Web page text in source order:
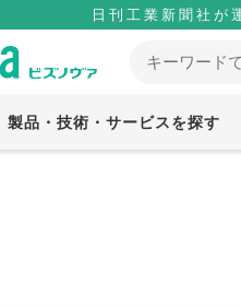
日刊工業新聞社が
製品・技術・サービスを探す